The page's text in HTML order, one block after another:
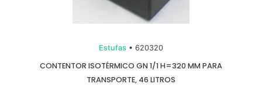
Estufas • 620320
CONTENTOR ISOTÉRMICO GN 1/1 H=320 MM PARA
TRANSPORTE, 46 LITROS